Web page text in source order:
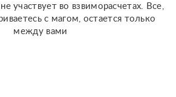
участвует во взвиморасчетах. Все,
с магом, остается только
между вами